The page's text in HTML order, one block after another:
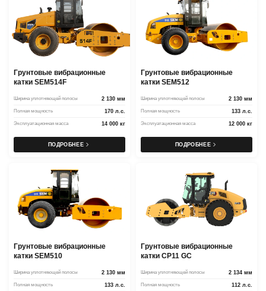
Грунтовые вибрационные
катки SEM514F
Ширина уплотняющей полосы 2 130 мм
Полная мощность 170 л.с.
Эксплуатационная масса 14 000 кг
ПОДРОБНЕЕ
Грунтовые вибрационные
катки SEM512
Ширина уплотняющей полосы 2 130 мм
Полная мощность 133 л.с.
Эксплуатационная масса 12 000 кг
ПОДРОБНЕЕ
Грунтовые вибрационные
катки SEM510
Ширина уплотняющей полосы 2 130 мм
Полная мощность 133 л.с.
Грунтовые вибрационные
катки CP11 GC
Ширина уплотняющей полосы 2 134 мм
Полная мощность 112 л.с.